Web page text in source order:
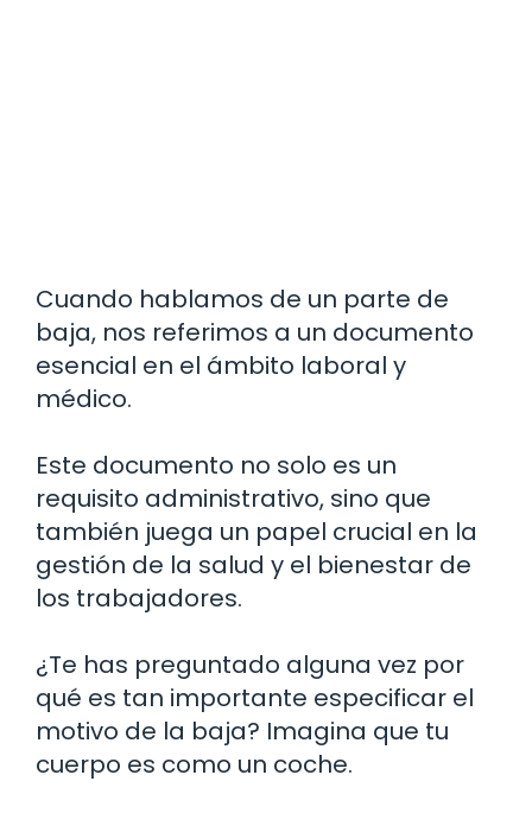
Cuando hablamos de un parte de
baja, nos referimos a un documento
esencial en el ámbito laboral y
médico.
Este documento no solo es un
requisito administrativo, sino que
también juega un papel crucial en la
gestión de la salud y el bienestar de
los trabajadores.
¿Te has preguntado alguna vez por
qué es tan importante especificar el
motivo de la baja? Imagina que tu
cuerpo es como un coche.